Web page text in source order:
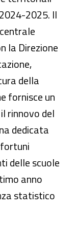
2025. Il
la Direzione
della
fornisce un
rinnovo del
dedicata
delle scuole
anno
statistico